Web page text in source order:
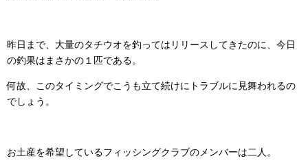
昨日まで、大量のタチウオを釣ってはリリースしてきたのに、今日
の釣果はまさかの１匹である。
何故、このタイミングでこうも立て続けにトラブルに見舞われるの
でしょう。
お土産を希望しているフィッシングクラブのメンバーは二人。